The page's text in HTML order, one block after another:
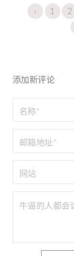
‹ 1 2
添加新评论